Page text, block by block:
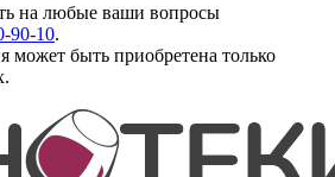
на любые ваши вопросы
90-10.
может быть приобретена только